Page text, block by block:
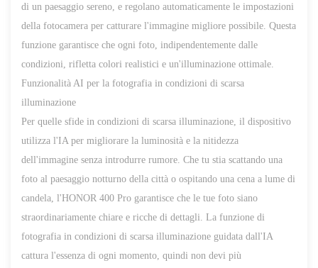
di un paesaggio sereno, e regolano automaticamente le impostazioni
della fotocamera per catturare l'immagine migliore possibile. Questa
funzione garantisce che ogni foto, indipendentemente dalle
condizioni, rifletta colori realistici e un'illuminazione ottimale.
Funzionalità AI per la fotografia in condizioni di scarsa
illuminazione
Per quelle sfide in condizioni di scarsa illuminazione, il dispositivo
utilizza l'IA per migliorare la luminosità e la nitidezza
dell'immagine senza introdurre rumore. Che tu stia scattando una
foto al paesaggio notturno della città o ospitando una cena a lume di
candela, l'HONOR 400 Pro garantisce che le tue foto siano
straordinariamente chiare e ricche di dettagli. La funzione di
fotografia in condizioni di scarsa illuminazione guidata dall'IA
cattura l'essenza di ogni momento, quindi non devi più